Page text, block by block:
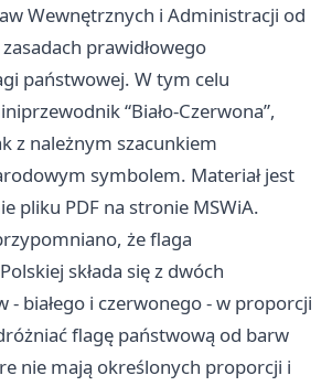
Wewnętrznych i Administracji od
prawidłowego
państwowej. W tym celu
“Biało-Czerwona”,
z należnym szacunkiem
symbolem. Materiał jest
pliku PDF na stronie MSWiA.
że flaga
składa się z dwóch
- białego i czerwonego - w proporcji
flagę państwową od barw
nie mają określonych proporcji i